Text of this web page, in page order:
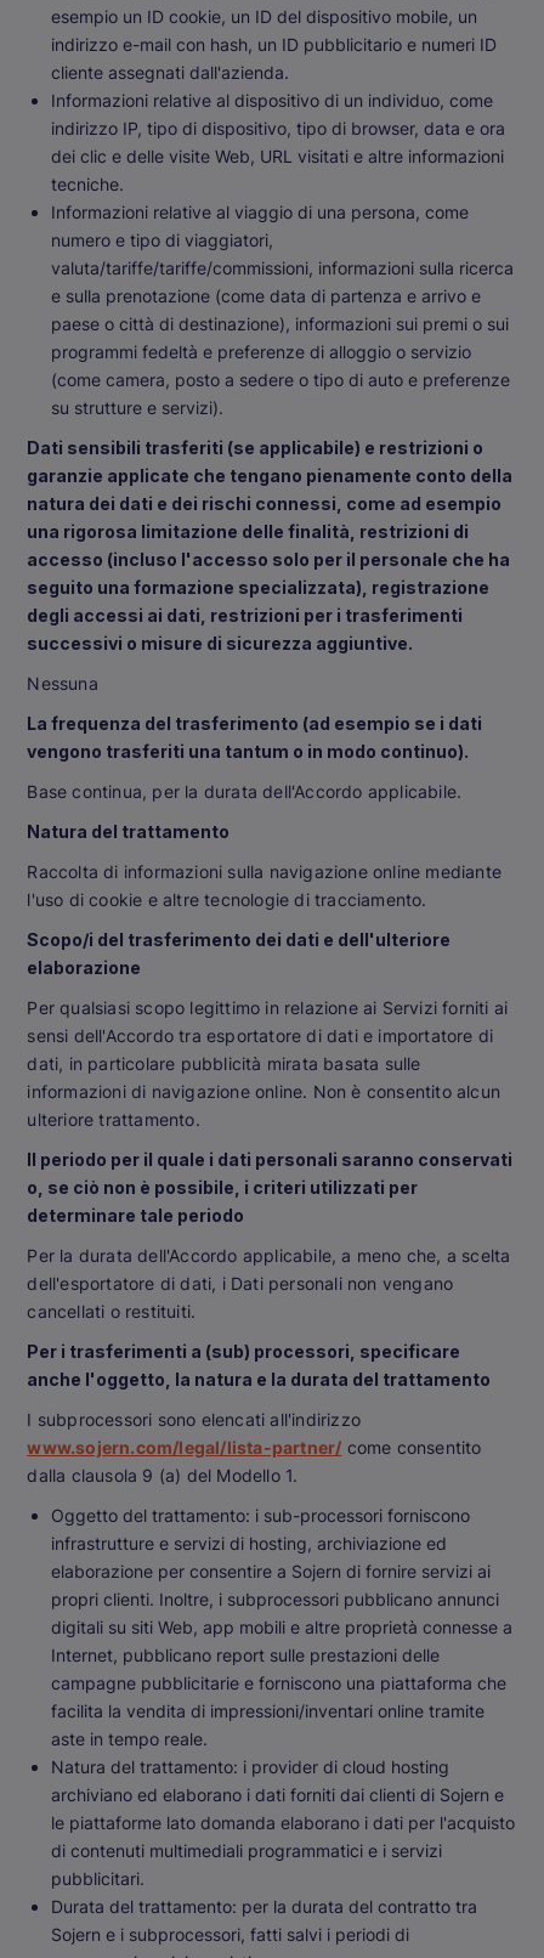
esempio un ID cookie, un ID del dispositivo mobile, un
indirizzo e-mail con hash, un ID pubblicitario e numeri ID
cliente assegnati dall'azienda.
Informazioni relative al dispositivo di un individuo, come
indirizzo IP, tipo di dispositivo, tipo di browser, data e ora
dei clic e delle visite Web, URL visitati e altre informazioni
tecniche.
Informazioni relative al viaggio di una persona, come
numero e tipo di viaggiatori,
valuta/tariffe/tariffe/commissioni, informazioni sulla ricerca
e sulla prenotazione (come data di partenza e arrivo e
paese o città di destinazione), informazioni sui premi o sui
programmi fedeltà e preferenze di alloggio o servizio
(come camera, posto a sedere o tipo di auto e preferenze
su strutture e servizi).
Dati sensibili trasferiti (se applicabile) e restrizioni o
garanzie applicate che tengano pienamente conto della
natura dei dati e dei rischi connessi, come ad esempio
una rigorosa limitazione delle finalità, restrizioni di
accesso (incluso l'accesso solo per il personale che ha
seguito una formazione specializzata), registrazione
degli accessi ai dati, restrizioni per i trasferimenti
successivi o misure di sicurezza aggiuntive.
Nessuna
La frequenza del trasferimento (ad esempio se i dati
vengono trasferiti una tantum o in modo continuo).
Base continua, per la durata dell'Accordo applicabile.
Natura del trattamento
Raccolta di informazioni sulla navigazione online mediante
l'uso di cookie e altre tecnologie di tracciamento.
Scopo/i del trasferimento dei dati e dell'ulteriore
elaborazione
Per qualsiasi scopo legittimo in relazione ai Servizi forniti ai
sensi dell'Accordo tra esportatore di dati e importatore di
dati, in particolare pubblicità mirata basata sulle
informazioni di navigazione online. Non è consentito alcun
ulteriore trattamento.
Il periodo per il quale i dati personali saranno conservati
o, se ciò non è possibile, i criteri utilizzati per
determinare tale periodo
Per la durata dell'Accordo applicabile, a meno che, a scelta
dell'esportatore di dati, i Dati personali non vengano
cancellati o restituiti.
Per i trasferimenti a (sub) processori, specificare
anche l'oggetto, la natura e la durata del trattamento
I subprocessori sono elencati all'indirizzo
www.sojern.com/legal/lista-partner/ come consentito
dalla clausola 9 (a) del Modello 1.
Oggetto del trattamento: i sub-processori forniscono
infrastrutture e servizi di hosting, archiviazione ed
elaborazione per consentire a Sojern di fornire servizi ai
propri clienti. Inoltre, i subprocessori pubblicano annunci
digitali su siti Web, app mobili e altre proprietà connesse a
Internet, pubblicano report sulle prestazioni delle
campagne pubblicitarie e forniscono una piattaforma che
facilita la vendita di impressioni/inventari online tramite
aste in tempo reale.
Natura del trattamento: i provider di cloud hosting
archiviano ed elaborano i dati forniti dai clienti di Sojern e
le piattaforme lato domanda elaborano i dati per l'acquisto
di contenuti multimediali programmatici e i servizi
pubblicitari.
Durata del trattamento: per la durata del contratto tra
Sojern e i subprocessori, fatti salvi i periodi di